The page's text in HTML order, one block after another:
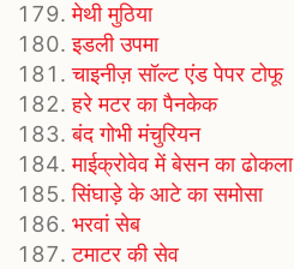
मेथी मुठिया
इडली उपमा
चाइनीज़ सॉल्‍ट एंड पेपर टोफू
हरे मटर का पैनकेक
बंद गोभी मंचुरियन
माईक्रोवेव में बेसन का ढोकला
सिंघाड़े के आटे का समोसा
भरवां सेब
टमाटर की सेव